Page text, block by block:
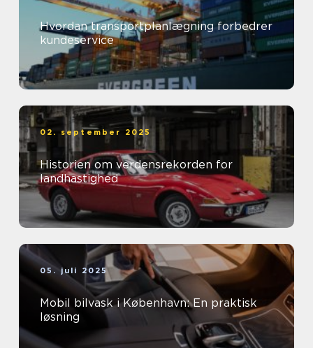
Hvordan transportplanlægning forbedrer
kundeservice
02. september 2025
Historien om verdensrekorden for
landhastighed
05. juli 2025
Mobil bilvask i København: En praktisk
løsning